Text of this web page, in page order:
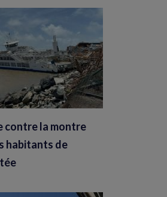
contre la montre
habitants de